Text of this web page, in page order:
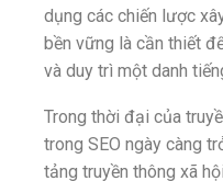
dụng các chiến lược
bền vững là cần thiết
và duy trì một danh
Trong thời đại của
trong SEO ngày càng
tảng truyền thông xã